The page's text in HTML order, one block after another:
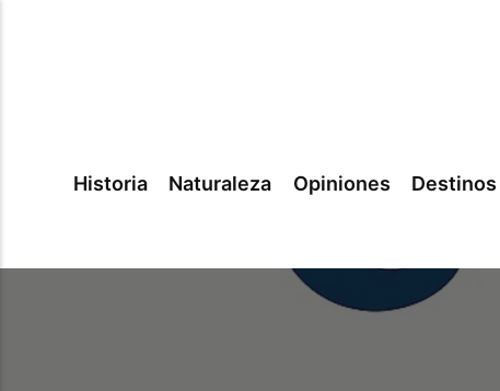
Historia Naturaleza Opiniones Destinos